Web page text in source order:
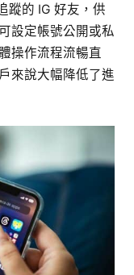
蹤的 IG 好友，供
設定帳號公開或私
操作流程流暢直
來說大幅降低了進